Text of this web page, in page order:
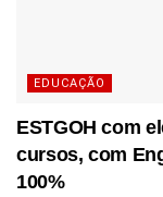
EDUCAÇÃO
ESTGOH com
cursos, com
100%